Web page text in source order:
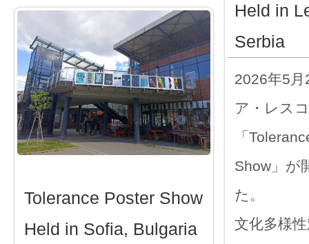
Held in
Serbia
2026年5
ア・レス
「
Show」が
た。
文化多様
Tolerance Poster Show
Held in Sofia, Bulgaria